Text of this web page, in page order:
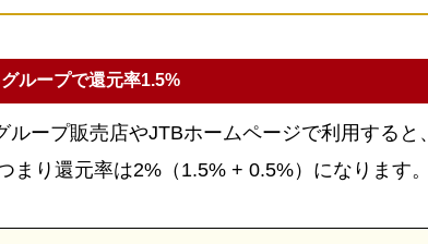
ループで還元率1.5%
ループ販売店やJTBホームページで利用すると
まり還元率は2%（1.5% + 0.5%）になります。